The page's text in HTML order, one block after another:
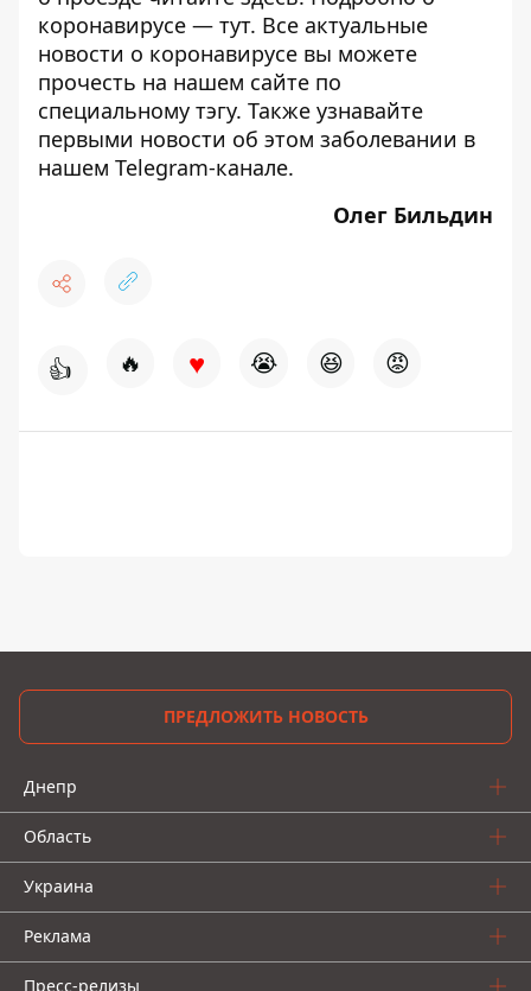
коронавирусе — тут. Все актуальные
новости о коронавирусе вы можете
прочесть на нашем сайте по
специальному тэгу. Также узнавайте
первыми новости об этом заболевании в
нашем Telegram-канале.
Олег Бильдин
👍 🔥 ♥ 😭 😆 😡
ПРЕДЛОЖИТЬ НОВОСТЬ
Днепр
Область
Украина
Реклама
Пресс-релизы